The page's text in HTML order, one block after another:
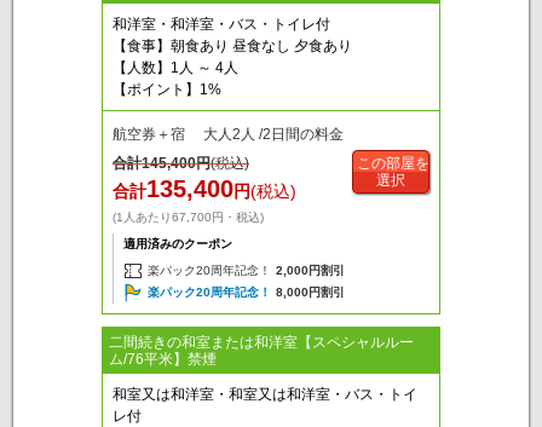
和洋室・和洋室・バス・トイレ付
【食事】朝食あり 昼食なし 夕食あり
【人数】1人 ～ 4人
【ポイント】1%
航空券＋宿 大人2人 /2日間の料金
合計145,400円(税込)
合計135,400円(税込)
(1人あたり67,700円・税込)
適用済みのクーポン
楽パック20周年記念！
2,000円割引
楽パック20周年記念！
8,000円割引
この部屋を
選択
二間続きの和室または和洋室【スペシャルルー
ム/76平米】禁煙
和室又は和洋室・和室又は和洋室・バス・トイ
レ付